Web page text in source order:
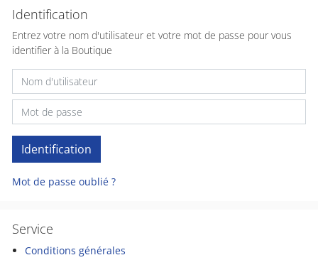
Identification
Entrez votre nom d'utilisateur et votre mot de passe pour vous
identifier à la Boutique
Mot de passe oublié ?
Service
Conditions générales